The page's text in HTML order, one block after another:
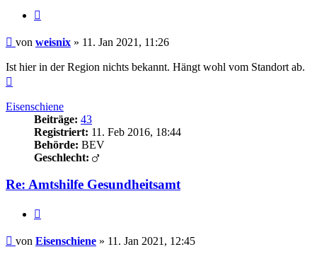
Beitrag
von weisnix » 11. Jan 2021, 11:26
Ist hier in der Region nichts bekannt. Hängt wohl vom Standort ab.
Eisenschiene
Beiträge: 43
Registriert: 11. Feb 2016, 18:44
Behörde: BEV
Geschlecht:
Re: Amtshilfe Gesundheitsamt
Beitrag
von Eisenschiene » 11. Jan 2021, 12:45